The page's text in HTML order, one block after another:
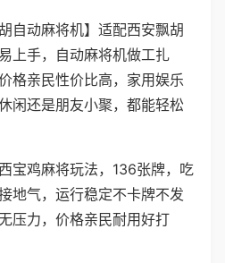
自动麻将机】适配西安飘胡
上手，自动麻将机做工扎
格亲民性价比高，家用娱乐
闲还是朋友小聚，都能轻松
宝鸡麻将玩法，136张牌，吃
地气，运行稳定不卡牌不发
压力，价格亲民耐用好打